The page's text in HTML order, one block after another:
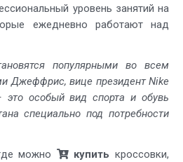
уровень занятий на
ежедневно работают над
популярными во всем
Джеффрис, вице президент Nike
это особый вид спорта и обувь
специально под потребности
можно
купить кроссовки,